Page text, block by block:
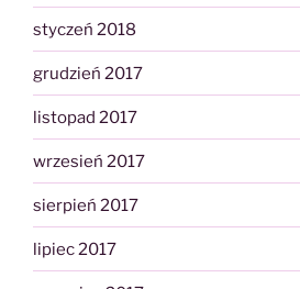
styczeń 2018
grudzień 2017
listopad 2017
wrzesień 2017
sierpień 2017
lipiec 2017